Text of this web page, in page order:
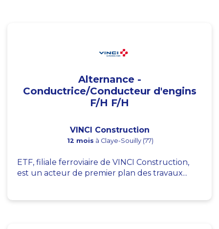
Alternance -
Conductrice/Conducteur d'engins
F/H F/H
VINCI Construction
12 mois à Claye-Souilly (77)
ETF, filiale ferroviaire de VINCI Construction,
est un acteur de premier plan des travaux...